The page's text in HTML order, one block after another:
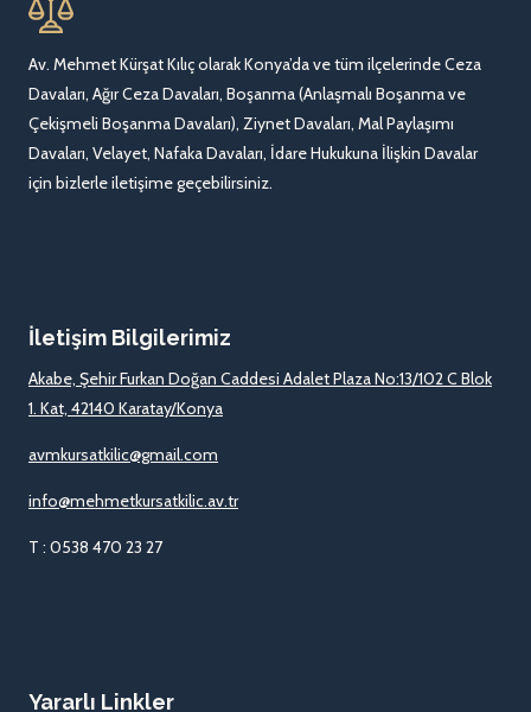
Av. Mehmet Kürşat Kılıç olarak Konya’da ve tüm ilçelerinde Ceza
Davaları, Ağır Ceza Davaları, Boşanma (Anlaşmalı Boşanma ve
Çekişmeli Boşanma Davaları), Ziynet Davaları, Mal Paylaşımı
Davaları, Velayet, Nafaka Davaları, İdare Hukukuna İlişkin Davalar
için bizlerle iletişime geçebilirsiniz.
İletişim Bilgilerimiz
Akabe, Şehir Furkan Doğan Caddesi Adalet Plaza No:13/102 C Blok
1. Kat, 42140 Karatay/Konya
avmkursatkilic@gmail.com
info@mehmetkursatkilic.av.tr
T : 0538 470 23 27
Yararlı Linkler